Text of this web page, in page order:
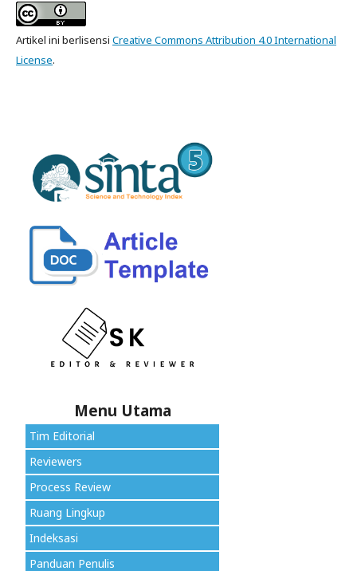
Artikel ini berlisensi Creative Commons Attribution 4.0 International
License.
Menu Utama
Tim Editorial
Reviewers
Process Review
Ruang Lingkup
Indeksasi
Panduan Penulis